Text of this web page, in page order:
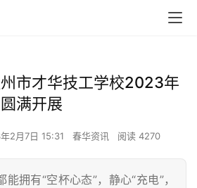
州市才华技工学校2023年
满开展
2月7日 15:31 春华资讯 阅读 4270
拥有“空杯心态”，静心“充电”，